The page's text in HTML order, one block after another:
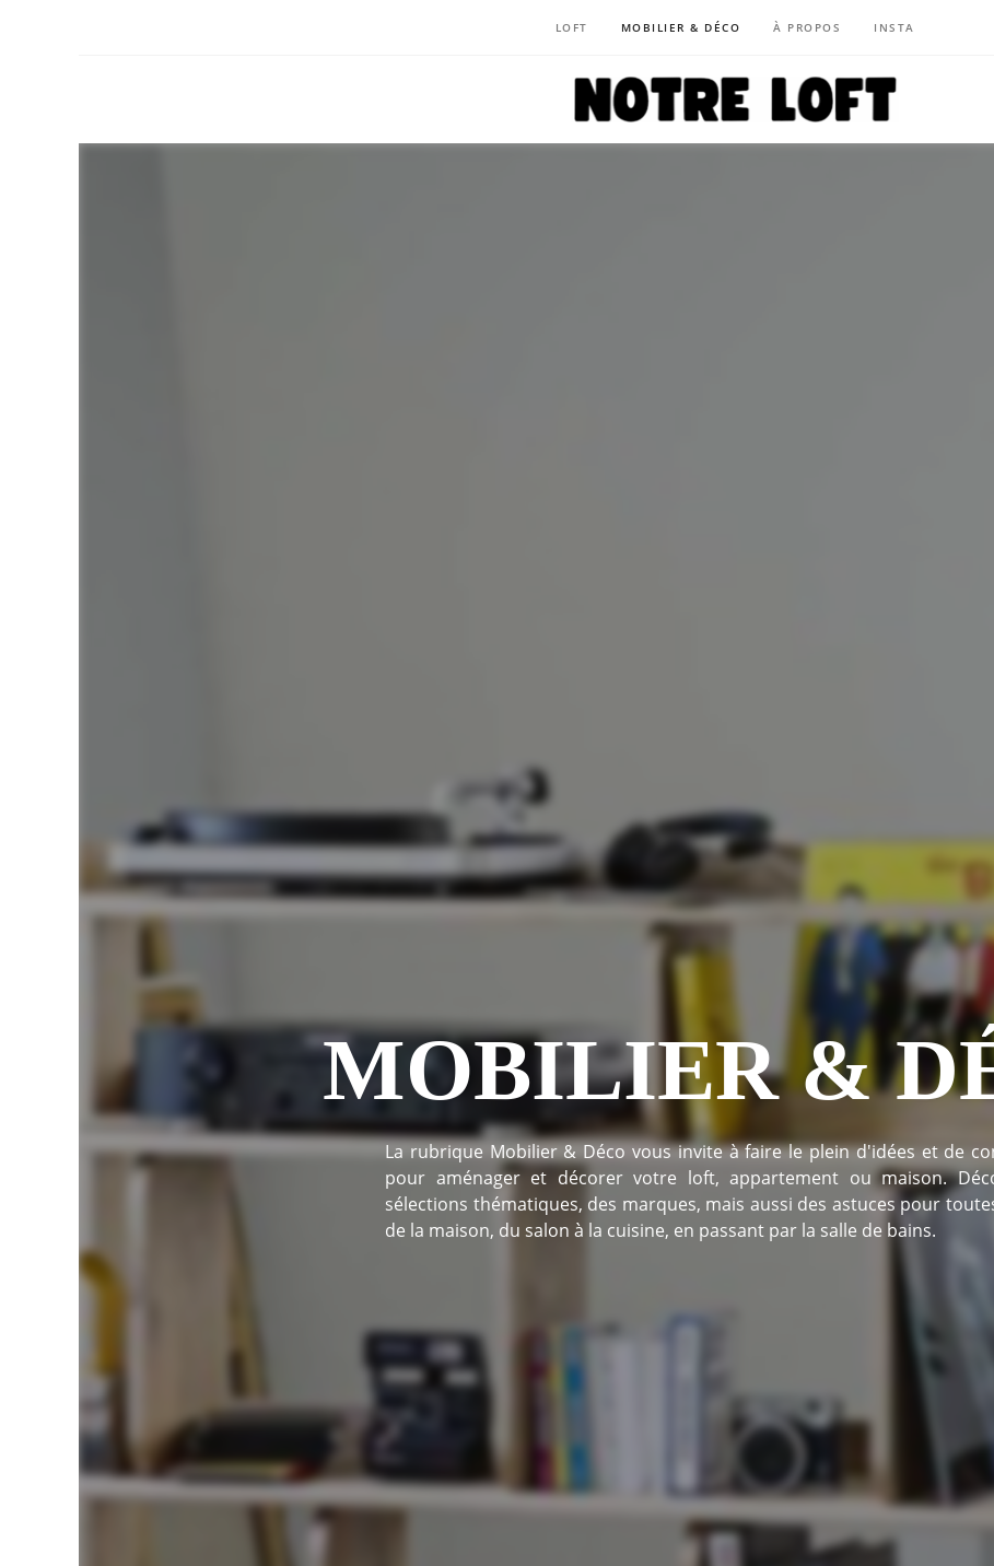
LOFT MOBILIER & DÉCO À PROPOS INSTA
NOTRE LOFT
MOBILIER &
La rubrique Mobilier & Déco vous invite à faire le plein d'idées et de
pour aménager et décorer votre loft, appartement ou maison.
sélections thématiques, des marques, mais aussi des astuces pour
de la maison, du salon à la cuisine, en passant par la salle de bains.